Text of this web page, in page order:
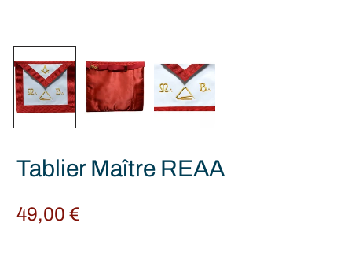
Tablier Maître REAA
49,00€